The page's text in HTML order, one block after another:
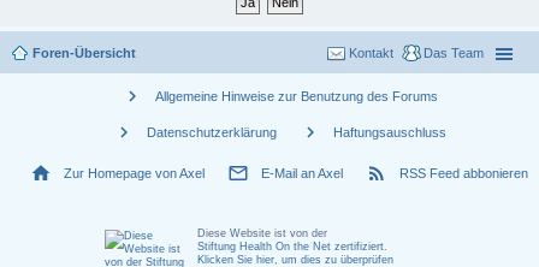
Foren-Übersicht Das Team
Kontakt
chevron_right Allgemeine Hinweise zur Benutzung des Forums
chevron_right Datenschutzerklärung chevron_right Haftungsauschluss
home Zur Homepage von Axel mail_outline E-Mail an Axel rss_feed RSS Feed abbonieren
Diese Website ist von der
Stiftung Health On the Net zertifiziert.
Klicken Sie hier, um dies zu überprüfen